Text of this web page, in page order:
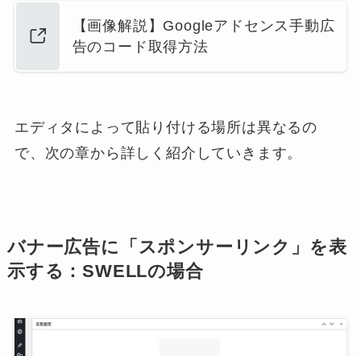
【画像解説】Googleアドセンス手動広
告のコード取得方法
エディタによって貼り付ける場所は異なるの
で、次の章から詳しく紹介していきます。
バナー広告に「スポンサーリンク」を表
示する：SWELLの場合